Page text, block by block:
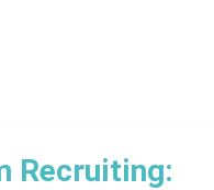
Recruiting: